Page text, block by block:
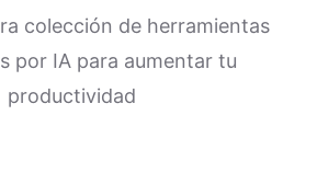
colección de herramientas
por IA para aumentar tu
productividad